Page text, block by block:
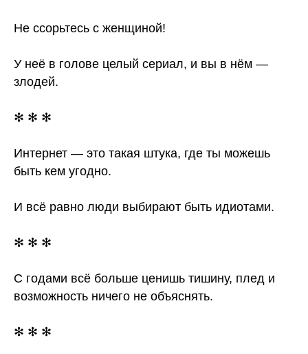
Не ссорьтесь с женщиной!
У неё в голове целый сериал, и вы в нём —
злодей.
✻ ✻ ✻
Интернет — это такая штука, где ты можешь
быть кем угодно.
И всё равно люди выбирают быть идиотами.
✻ ✻ ✻
С годами всё больше ценишь тишину, плед и
возможность ничего не объяснять.
✻ ✻ ✻